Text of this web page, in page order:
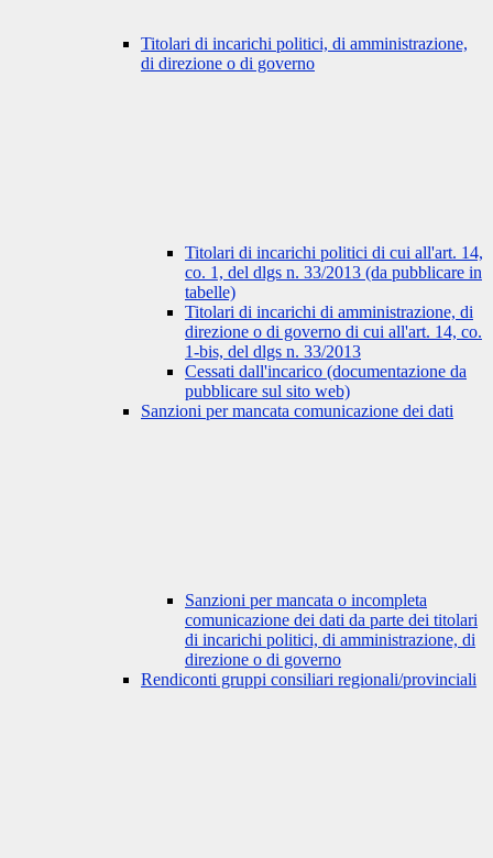
Titolari di incarichi politici, di amministrazione,
di direzione o di governo
Titolari di incarichi politici di cui all'art. 14,
co. 1, del dlgs n. 33/2013 (da pubblicare in
tabelle)
Titolari di incarichi di amministrazione, di
direzione o di governo di cui all'art. 14, co.
1-bis, del dlgs n. 33/2013
Cessati dall'incarico (documentazione da
pubblicare sul sito web)
Sanzioni per mancata comunicazione dei dati
Sanzioni per mancata o incompleta
comunicazione dei dati da parte dei titolari
di incarichi politici, di amministrazione, di
direzione o di governo
Rendiconti gruppi consiliari regionali/provinciali